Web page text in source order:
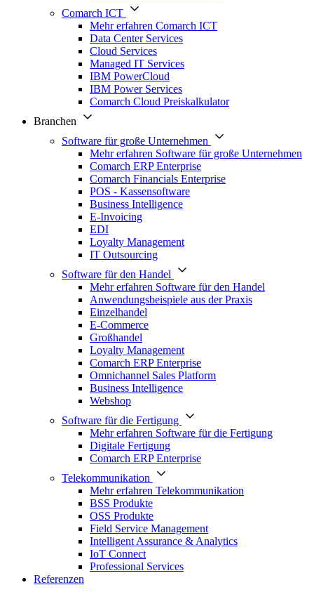
Comarch ICT
Mehr erfahren Comarch ICT
Data Center Services
Cloud Services
Managed IT Services
IBM PowerCloud
IBM Power Services
Comarch Cloud Preiskalkulator
Branchen
Software für große Unternehmen
Mehr erfahren Software für große Unternehmen
Comarch ERP Enterprise
Comarch Financials Enterprise
POS - Kassensoftware
Business Intelligence
E-Invoicing
EDI
Loyalty Management
IT Outsourcing
Software für den Handel
Mehr erfahren Software für den Handel
Anwendungsbeispiele aus der Praxis
Einzelhandel
E-Commerce
Großhandel
Loyalty Management
Comarch ERP Enterprise
Omnichannel Sales Platform
Business Intelligence
Webshop
Software für die Fertigung
Mehr erfahren Software für die Fertigung
Digitale Fertigung
Comarch ERP Enterprise
Telekommunikation
Mehr erfahren Telekommunikation
BSS Produkte
OSS Produkte
Field Service Management
Intelligent Assurance & Analytics
IoT Connect
Professional Services
Referenzen